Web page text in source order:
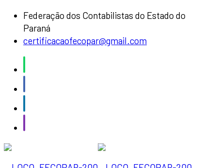
Federação dos Contabilistas do Estado do
Paraná
certificacaofecopar@gmail.com